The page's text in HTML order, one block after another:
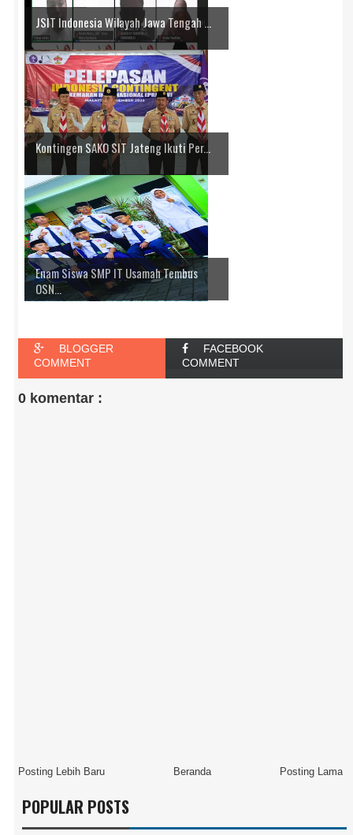
JSIT Indonesia Wilayah Jawa Tengah ...
Kontingen SAKO SIT Jateng Ikuti Per...
Enam Siswa SMP IT Usamah Tembus
OSN...
BLOGGER
COMMENT
FACEBOOK
COMMENT
0 komentar :
Posting Lebih Baru Posting Lama
Beranda
POPULAR POSTS